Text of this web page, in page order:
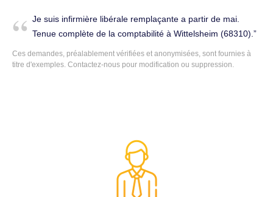
Je suis infirmière libérale remplaçante a partir de mai.
Tenue complète de la comptabilité à Wittelsheim (68310).
Ces demandes, préalablement vérifiées et anonymisées, sont fournies à
titre d'exemples. Contactez-nous pour modification ou suppression.